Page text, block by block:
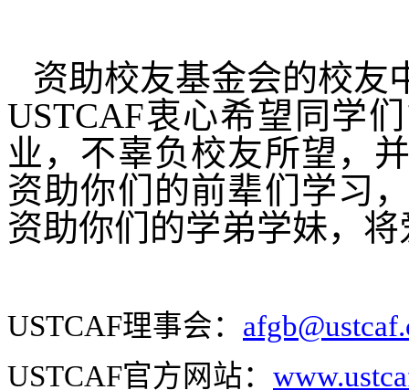
资助校友基金会的校友
USTCAF衷心希望同学
业，不辜负校友所望，
资助你们的前辈们学习
资助你们的学弟学妹，
USTCAF理事会：
USTCAF官方网站：